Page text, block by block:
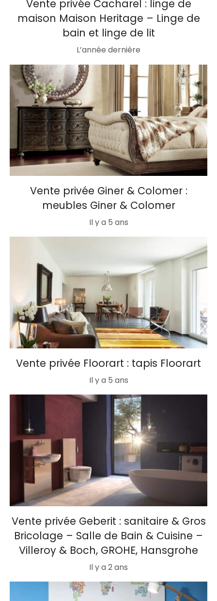
Vente privée Cacharel : linge de
maison Maison Heritage – Linge de
bain et linge de lit
L’année dernière
Vente privée Giner & Colomer :
meubles Giner & Colomer
Il y a 5 ans
Vente privée Floorart : tapis Floorart
Il y a 5 ans
Vente privée Geberit : sanitaire & Gros
Bricolage – Salle de Bain & Cuisine –
Villeroy & Boch, GROHE, Hansgrohe
Il y a 2 ans